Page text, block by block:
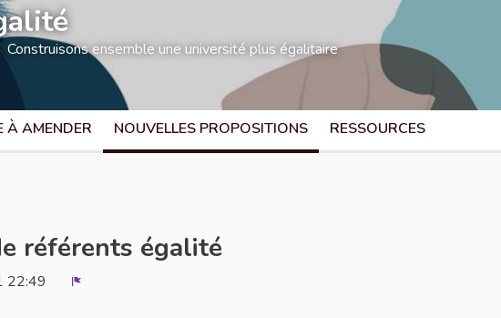
Construisons ensemble une université plus égalitaire
À AMENDER NOUVELLES PROPOSITIONS RESSOURCES
référents égalité
22:49